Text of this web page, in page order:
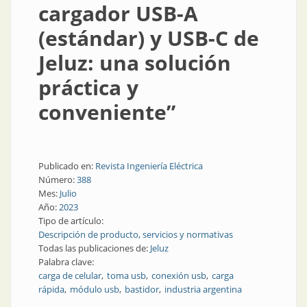
cargador USB-A
(estándar) y USB-C de
Jeluz: una solución
práctica y
conveniente”
Publicado en: Revista Ingeniería Eléctrica
Número:388
Mes: Julio
Año:2023
Tipo de artículo:
Descripción de producto, servicios y normativas
Todas las publicaciones de: Jeluz
Palabra clave:
carga de celular toma usb conexión usb carga
rápida módulo usb bastidor industria argentina